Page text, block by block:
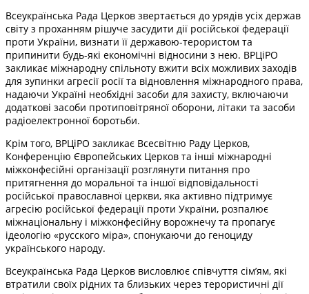
Всеукраїнська Рада Церков звертається до урядів усіх держав
світу з проханням рішуче засудити дії російської федерації
проти України, визнати її державою-терористом та
припинити будь-які економічні відносини з нею. ВРЦіРО
закликає міжнародну спільноту вжити всіх можливих заходів
для зупинки агресії росії та відновлення міжнародного права,
надаючи Україні необхідні засоби для захисту, включаючи
додаткові засоби протиповітряної оборони, літаки та засоби
радіоелектронної боротьби.
Крім того, ВРЦіРО закликає Всесвітню Раду Церков,
Конференцію Європейських Церков та інші міжнародні
міжконфесійні організації розглянути питання про
притягнення до моральної та іншої відповідальності
російської православної церкви, яка активно підтримує
агресію російської федерації проти України, розпалює
міжнаціональну і міжконфесійну ворожнечу та пропагує
ідеологію «русского міра», спонукаючи до геноциду
українського народу.
Всеукраїнська Рада Церков висловлює співчуття сім’ям, які
втратили своїх рідних та близьких через терористичні дії